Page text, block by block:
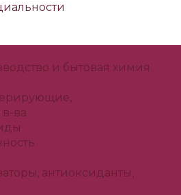
и бытовая химия
ва
антиоксиданты,